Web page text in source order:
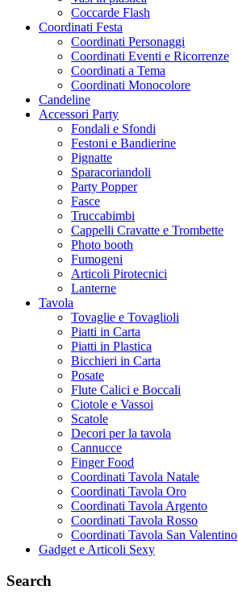
Coccarde Flash
Coordinati Festa
Coordinati Personaggi
Coordinati Eventi e Ricorrenze
Coordinati a Tema
Coordinati Monocolore
Candeline
Accessori Party
Fondali e Sfondi
Festoni e Bandierine
Pignatte
Sparacoriandoli
Party Popper
Fasce
Truccabimbi
Cappelli Cravatte e Trombette
Photo booth
Fumogeni
Articoli Pirotecnici
Lanterne
Tavola
Tovaglie e Tovaglioli
Piatti in Carta
Piatti in Plastica
Bicchieri in Carta
Posate
Flute Calici e Boccali
Ciotole e Vassoi
Scatole
Decori per la tavola
Cannucce
Finger Food
Coordinati Tavola Natale
Coordinati Tavola Oro
Coordinati Tavola Argento
Coordinati Tavola Rosso
Coordinati Tavola San Valentino
Gadget e Articoli Sexy
Search